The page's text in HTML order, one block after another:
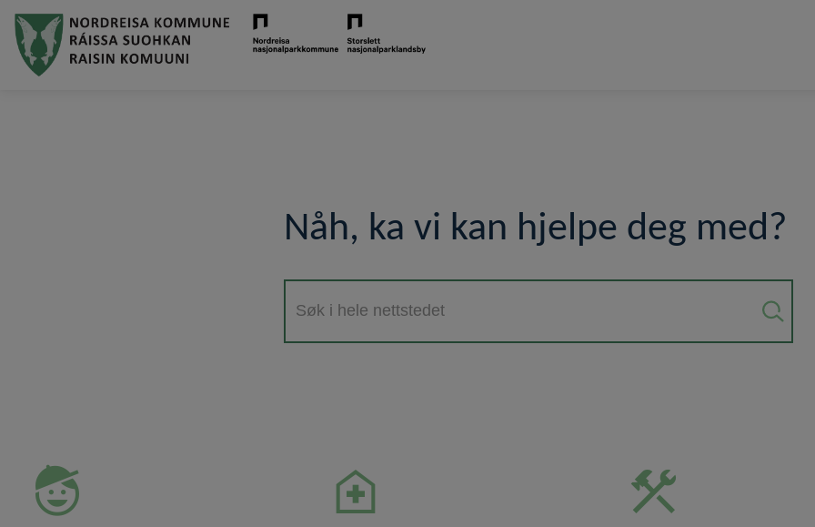
Nåh, ka vi kan hjelpe deg med?
child_hat home_health construction